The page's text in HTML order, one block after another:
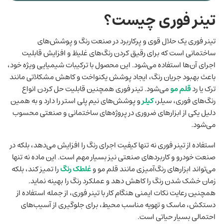
تینر فوری چیست؟
تینر فوری یک حلال قوی و پرکاربرد در صنعت رنگ و پوشش‌های
ساختمانی است که برای رقیق کردن رنگ‌های غلیظ و افزایش قابلیت
اجرای آن‌ها استفاده می‌شود. این محصول با ترکیبات شیمیایی ویژه خود،
باعث بهبود جریان رنگ، ایجاد پوشش یکنواخت و کاهش مشکلاتی مانند
ترک یا ردقلم مومی‌شود. تینر فوری همچنین قابلیت حل کردن انواع
رنگ‌های فوری، سیلر،کیلرو پوشش‌های نیم ‌پلی ‌استر را دارد و به همین
دلیل یکی از ابزارهای ضروری در پروژه‌های ساختمانی و صنعتی محسوب
می‌شود.
استفاده از تینر فوری نه تنها کیفیت اجرای رنگ را افزایش می‌دهد، بلکه در
صنعت خودرو و کاربردهای صنعتی نیز بسیار مهم است. این ماده نه تنها
می‌تواند ابزارهای رنگ‌آمیزی مانند قلم مو وغلطک رنگرا تمیز کند، بلکه
زمان خشک شدن رنگ را کاهش دهد و عملکرد رنگ را بهینه نماید.
همچنین رعایت نکات ایمنی هنگام کار با تینر فوری، از جمله استفاده از
دستکش، ماسک و تهویه مناسب محیط، برای جلوگیری از آسیب‌های
احتمالی بسیار حیاتی است.